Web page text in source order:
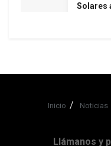
Solares
Inicio Noticias
Llámanos y